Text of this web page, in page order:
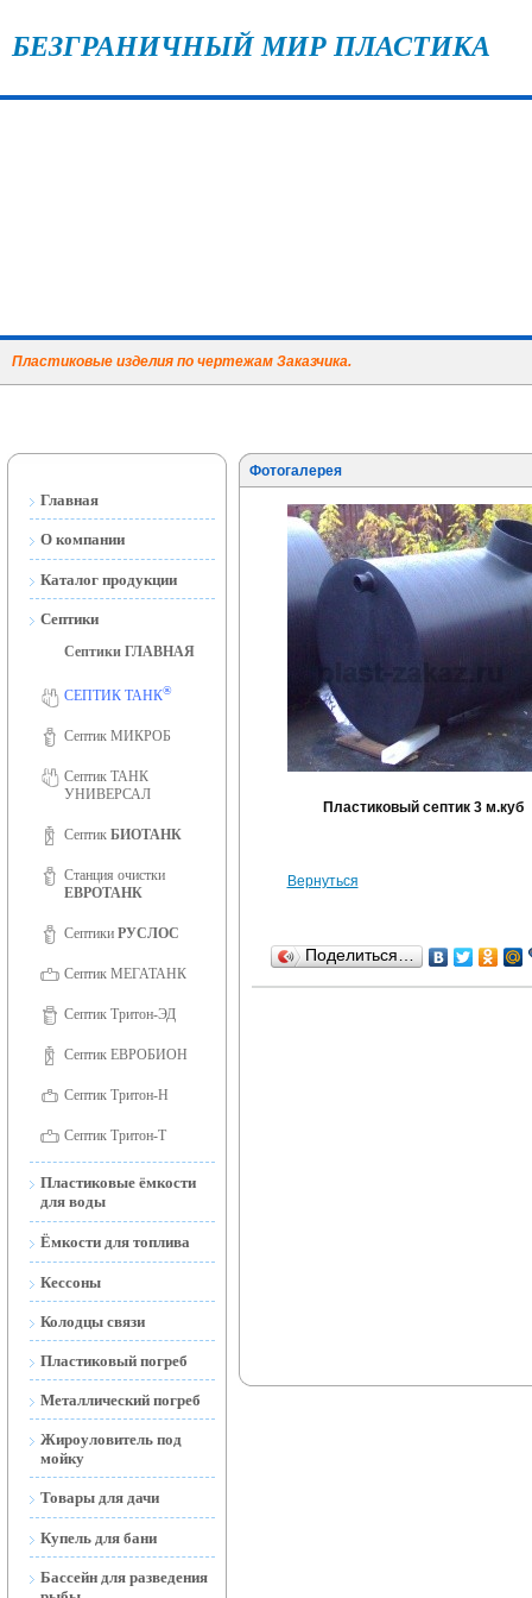
БЕЗГРАНИЧНЫЙ МИР ПЛАСТИКА
Пластиковые изделия по чертежам Заказчика.
Главная
О компании
Сертификаты ISO 9001
Фотогалерея
Вакансии
Каталог продукции
Септики
Септики ГЛАВНАЯ
СЕПТИК ТАНК®
Септик МИКРОБ
Септик ТАНК
УНИВЕРСАЛ
Септик БИОТАНК
Станция очистки
ЕВРОТАНК
Септики РУСЛОС
Септик МЕГАТАНК
Септик Тритон-ЭД
Септик ЕВРОБИОН
Септик Тритон-Н
Септик Тритон-Т
Пластиковые ёмкости
для воды
наземные
Ёмкости для воды
(Тритон-Н)
Ёмкости для топлива
наземные и подземные
Мобильные АЗС
Кессоны
Колодцы связи
Пластиковый погреб
Металлический погреб
Жироуловитель под
мойку
Товары для дачи
Торфяной Биотуалет
Дренажные и фекальные
насосы
Купель для бани
Бассейн для разведения
Фотогалерея
Пластиковый септик 3 м.куб
Вернуться
Поделиться…